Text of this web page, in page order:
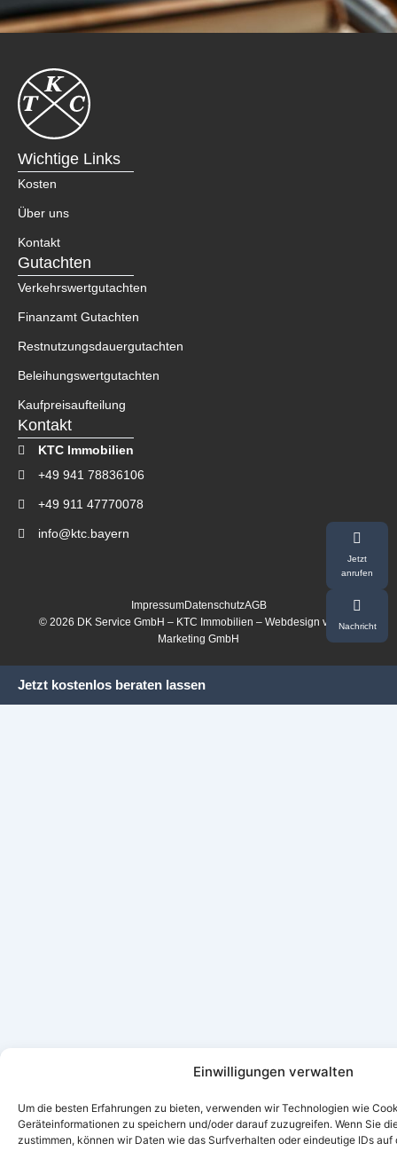
Einwilligungen verwalten
Um die besten Erfahrungen zu bieten, verwenden wir Technologien wie
Geräteinformationen zu speichern und/oder darauf zuzugreifen. Wenn Sie
zustimmen, können wir Daten wie das Surfverhalten oder eindeutige IDs auf
Wichtige Links
Kosten
Über uns
Kontakt
Gutachten
Verkehrswertgutachten
Finanzamt Gutachten
Restnutzungsdauergutachten
Beleihungswertgutachten
Kaufpreisaufteilung
Kontakt
KTC Immobilien
+49 941 78836106
+49 911 47770078
info@ktc.bayern
ImpressumDatenschutzAGB
© 2026 DK Service GmbH – KTC Immobilien – Webdesign vonMF
Marketing GmbH
Jetzt
anrufen
Nachricht
Jetzt kostenlos beraten lassen